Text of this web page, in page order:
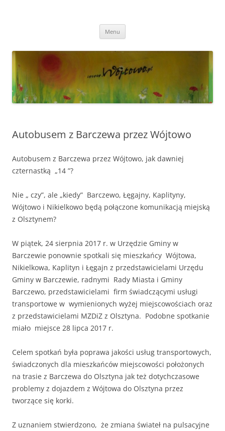
Menu
Autobusem z Barczewa przez Wójtowo
Autobusem z Barczewa przez Wójtowo, jak dawniej
czternastką „14 ”?
Nie „ czy”, ale „kiedy” Barczewo, Łęgajny, Kaplityny,
Wójtowo i Nikielkowo będą połączone komunikacją miejską
z Olsztynem?
W piątek, 24 sierpnia 2017 r. w Urzędzie Gminy w
Barczewie ponownie spotkali się mieszkańcy Wójtowa,
Nikielkowa, Kaplityn i Łęgajn z przedstawicielami Urzędu
Gminy w Barczewie, radnymi Rady Miasta i Gminy
Barczewo, przedstawicielami firm świadczącymi usługi
transportowe w wymienionych wyżej miejscowościach oraz
z przedstawicielami MZDiZ z Olsztyna. Podobne spotkanie
miało miejsce 28 lipca 2017 r.
Celem spotkań była poprawa jakości usług transportowych,
świadczonych dla mieszkańców miejscowości położonych
na trasie z Barczewa do Olsztyna jak też dotychczasowe
problemy z dojazdem z Wójtowa do Olsztyna przez
tworzące się korki.
Z uznaniem stwierdzono, że zmiana świateł na pulsacyjne